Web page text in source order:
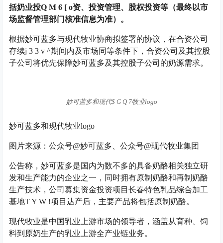
括奶业投Q M 6 [ o资、投资管理、股权投资等（最终以市
场监督管理部门核准信息为准）。
根据妙可蓝多与现代牧业协商拟签署的协议，在合资公司
存续j 3 3 v ^期间内及市场同等条件下，合资公司及其控股
子公司将优先保障妙可蓝多及其控股子公司的奶源需求。
妙可蓝多和现代$ G Q 7牧业logo
妙可蓝多和现代牧业logo
图片来源：公众号@妙可蓝多、公众号@现代牧业集团
公告称，妙可蓝多是国内为数不多的具备奶酪相关独立研
发和生产能力的企业之一，同时拥有原制奶酪和再制奶酪
生产技术，公司募集资金投资项目长春特色乳品综合加工
基地T Y W !项目达产后，主要产品将包括原制奶酪。
现代牧业是中国乳业上游市场的领导者，涵盖从育种、饲
料到原奶生产的乳业上游全产业链业务。